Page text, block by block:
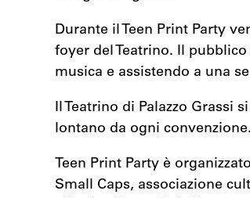
Durante il Teen Print Party
foyer del Teatrino. Il
musica e assistendo a una
Il Teatrino di Palazzo Grassi
lontano da ogni convenzione.
Teen Print Party è
Small Caps, associazione